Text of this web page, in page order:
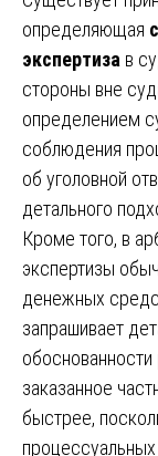
определяющая
экспертиза в
стороны вне
определением
соблюдения
об уголовной
детального
Кроме того, в
экспертизы
денежных
запрашивает
заказанное
быстрее,